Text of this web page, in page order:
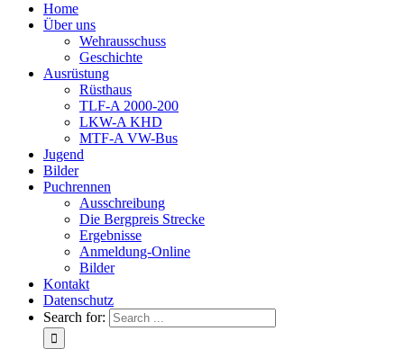
Home
Über uns
Wehrausschuss
Geschichte
Ausrüstung
Rüsthaus
TLF-A 2000-200
LKW-A KHD
MTF-A VW-Bus
Jugend
Bilder
Puchrennen
Ausschreibung
Die Bergpreis Strecke
Ergebnisse
Anmeldung-Online
Bilder
Kontakt
Datenschutz
Search for: